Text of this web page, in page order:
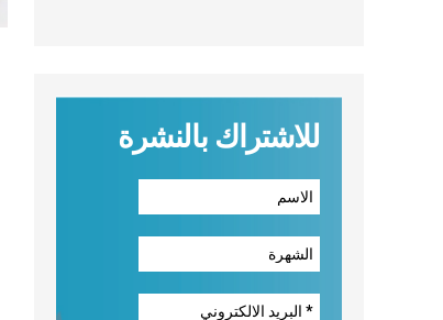
للاشتراك بالنشرة